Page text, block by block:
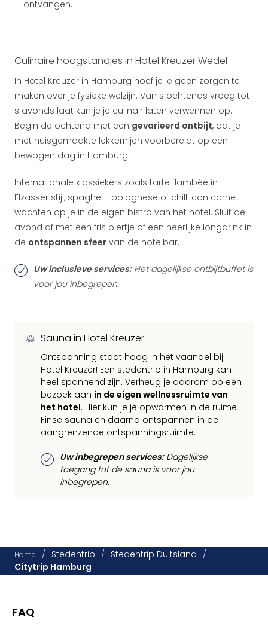
ontvangen.
Culinaire hoogstandjes in Hotel Kreuzer Wedel
In Hotel Kreuzer in Hamburg hoef je je geen zorgen te
maken over je fysieke welzijn. Van s ochtends vroeg tot
s avonds laat kun je je culinair laten verwennen op.
Begin de ochtend met een gevarieerd ontbijt, dat je
met huisgemaakte lekkernijen voorbereidt op een
bewogen dag in Hamburg.
Internationale klassiekers zoals tarte flambée in
Elzasser stijl, spaghetti bolognese of chilli con carne
wachten op je in de eigen bistro van het hotel. Sluit de
avond af met een fris biertje of een heerlijke longdrink in
de ontspannen sfeer van de hotelbar.
Uw inclusieve services:Het dagelijkse ontbijtbuffet is
voor jou inbegrepen.
Sauna in Hotel Kreuzer
Ontspanning staat hoog in het vaandel bij
Hotel Kreuzer! Een stedentrip in Hamburg kan
heel spannend zijn. Verheug je daarom op een
bezoek aan in de eigen wellnessruimte van
het hotel. Hier kun je je opwarmen in de ruime
Finse sauna en daarna ontspannen in de
aangrenzende ontspanningsruimte.
Uw inbegrepen services:Dagelijkse
toegang tot de sauna is voor jou
inbegrepen.
Home / Stedentrip / Stedentrip Duitsland /
Citytrip Hamburg
FAQ